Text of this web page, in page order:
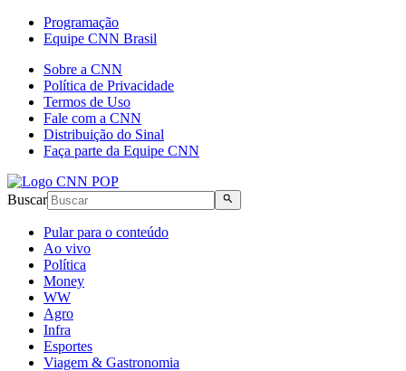
Programação
Equipe CNN Brasil
Sobre a CNN
Política de Privacidade
Termos de Uso
Fale com a CNN
Distribuição do Sinal
Faça parte da Equipe CNN
Buscar
Pular para o conteúdo
Ao vivo
Política
Money
WW
Agro
Infra
Esportes
Viagem & Gastronomia